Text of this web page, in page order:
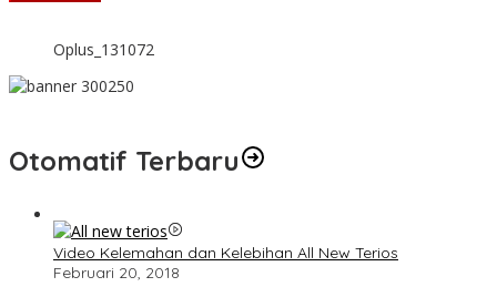
Oplus_131072
Otomatif Terbaru
Video Kelemahan dan Kelebihan All New Terios
Februari 20, 2018